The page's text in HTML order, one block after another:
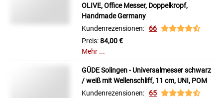
OLIVE, Office Messer, Doppelkropf,
Handmade Germany
Kundenrezensionen: 66
Preis:84,00 €
Mehr ...
GÜDE Solingen - Universalmesser schwarz
/ weiß mit Wellenschliff, 11 cm, UNI, POM
Kundenrezensionen: 65